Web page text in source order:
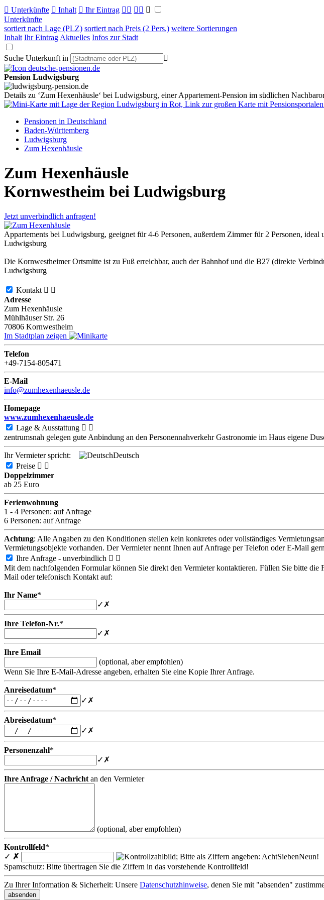
 Unterkünfte  Inhalt  Ihr Eintrag   
Unterkünfte
sortiert nach Lage (PLZ) sortiert nach Preis (2 Pers.) weitere Sortierungen
Inhalt Ihr Eintrag Aktuelles Infos zur Stadt
Suche Unterkunft in 
Pension Ludwigsburg
Details zu ‘Zum Hexenhäusle‘ bei Ludwigsburg, einer Appartement-Pension im südlichen
Pensionen in Deutschland
Baden-Württemberg
Ludwigsburg
Zum Hexenhäusle
Zum Hexenhäusle
Kornwestheim bei Ludwigsburg
Jetzt unverbindlich anfragen!
Appartements bei Ludwigsburg, geeignet für 4-6 Personen, außerdem Zimmer für 2 Personen,
Ludwigsburg
Die Kornwestheimer Ortsmitte ist zu Fuß erreichbar, auch der Bahnhof und die B27 (direkte
Ludwigsburg
Kontakt  
Adresse
Zum Hexenhäusle
Mühlhäuser Str. 26
70806 Kornwestheim
Im Stadtplan zeigen
Telefon
+49-7154-805471
E-Mail
info@zumhexenhaeusle.de
Homepage
www.zumhexenhaeusle.de
Lage & Ausstattung  
zentrumsnah gelegen gute Anbindung an den Personennahverkehr Gastronomie im Haus eigene
Ihr Vermieter spricht:
Deutsch
Preise  
Doppelzimmer
ab 25 Euro
Ferienwohnung
1 - 4 Personen: auf Anfrage
6 Personen: auf Anfrage
Achtung: Alle Angaben zu den Konditionen stellen kein konkretes oder vollständiges
Vermietungsobjekte vorhanden. Der Vermieter nennt Ihnen auf Anfrage per Telefon oder E-Mail
Ihre Anfrage - unverbindlich  
Mit dem nachfolgenden Formular können Sie direkt den Vermieter kontaktieren. Füllen Sie bitte
Mail oder telefonisch Kontakt auf:
Ihr Name*
✓ ✗
Ihre Telefon-Nr.*
✓ ✗
Ihre Email
(optional, aber empfohlen)
Wenn Sie Ihre E-Mail-Adresse angeben, erhalten Sie eine Kopie Ihrer Anfrage.
Anreisedatum*
✓ ✗
Abreisedatum*
✓ ✗
Personenzahl*
✓ ✗
Ihre Anfrage / Nachricht an den Vermieter
(optional, aber empfohlen)
Kontrollfeld*
✓ ✗
Spamschutz: Bitte übertragen Sie die Ziffern in das vorstehende Kontrollfeld!
Zu Ihrer Information & Sicherheit: Unsere Datenschutzhinweise, denen Sie mit "absenden"